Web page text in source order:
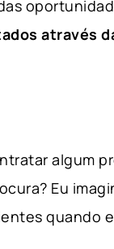
através
algum
Eu
quando